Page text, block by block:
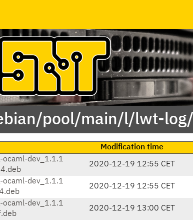
pool/main/l/lwt-log/
Modification time
ocaml-dev_1.1.1
2020-12-19 12:55 CET
ocaml-dev_1.1.1
2020-12-19 12:55 CET
ocaml-dev_1.1.1
2020-12-19 13:00 CET